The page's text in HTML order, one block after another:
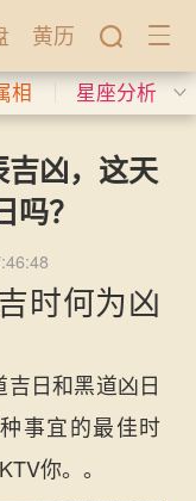
黄历
相 星座分析
凶，这天
？
时何为凶
日和黑道凶日
事宜的最佳时
你。。